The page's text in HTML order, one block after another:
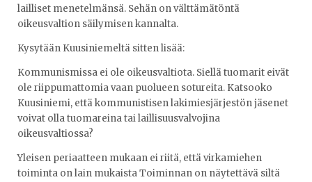
lailliset menetelmänsä. Sehän on välttämätöntä
oikeusvaltion säilymisen kannalta.
Kysytään Kuusiniemeltä sitten lisää:
Kommunismissa ei ole oikeusvaltiota. Siellä tuomarit eivät
ole riippumattomia vaan puolueen sotureita. Katsooko
Kuusiniemi, että kommunistisen lakimiesjärjestön jäsenet
voivat olla tuomareina tai laillisuusvalvojina
oikeusvaltiossa?
Yleisen periaatteen mukaan ei riitä, että virkamiehen
toiminta on lain mukaista Toiminnan on näytettävä siltä